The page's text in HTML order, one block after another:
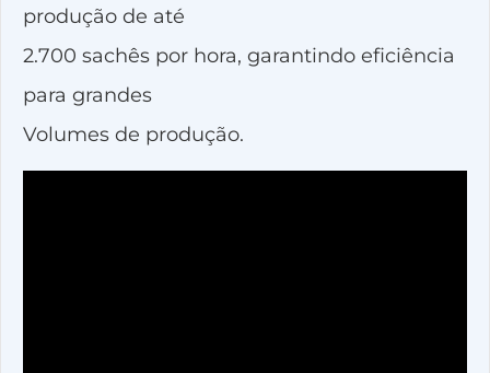
produção de até
2.700 sachês por hora, garantindo eficiência
para grandes
Volumes de produção.